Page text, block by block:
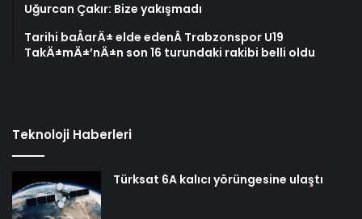
Uğurcan Çakır: Bize yakışmadı
Tarihi baÅarÄ± elde edenÂ Trabzonspor U19
TakÄ±mÄ±’nÄ±n son 16 turundaki rakibi belli oldu
Teknoloji Haberleri
Türksat 6A kalıcı yörüngesine ulaştı